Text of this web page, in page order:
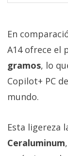
En
A14 ofrece el
gramos, lo
Copilot+ PC
mundo.
Esta ligereza
Ceraluminum